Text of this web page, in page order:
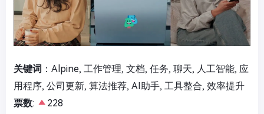
关键词 ：Alpine, 工作管理, 文档, 任务, 聊天, 人工智能, 应
用程序, 公司更新, 算法推荐, AI助手, 工具整合, 效率提升
票数:
228